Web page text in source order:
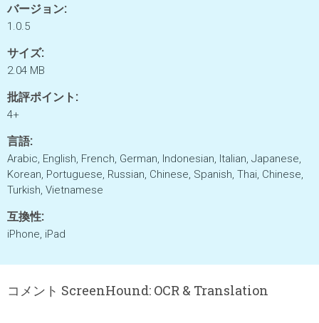
バージョン:
1.0.5
サイズ:
2.04 MB
批評ポイント:
4+
言語:
Arabic, English, French, German, Indonesian, Italian, Japanese,
Korean, Portuguese, Russian, Chinese, Spanish, Thai, Chinese,
Turkish, Vietnamese
互換性:
iPhone, iPad
コメント ScreenHound: OCR & Translation